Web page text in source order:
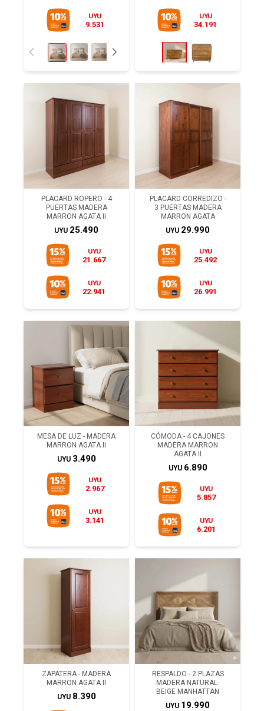
UYU
9.531
UYU
34.191
PLACARD ROPERO - 4
PUERTAS MADERA
MARRON AGATA II
UYU 25.490
UYU
21.667
UYU
22.941
PLACARD CORREDIZO -
3 PUERTAS MADERA
MARRON AGATA
UYU 29.990
UYU
25.492
UYU
26.991
MESA DE LUZ - MADERA
MARRON AGATA II
UYU 3.490
UYU
2.967
UYU
3.141
CÓMODA - 4 CAJONES
MADERA MARRON
AGATA II
UYU 6.890
UYU
5.857
UYU
6.201
ZAPATERA - MADERA
MARRON AGATA II
UYU 8.390
RESPALDO - 2 PLAZAS
MADERA NATURAL-
BEIGE MANHATTAN
UYU 19.990